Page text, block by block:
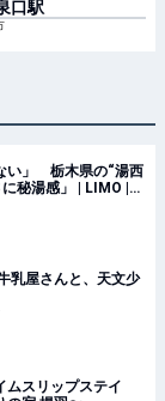
口駅
い」 栃木県の“湯西
秘湯感」 | LIMO |
乳屋さんと、天文少
ムスリップステイ